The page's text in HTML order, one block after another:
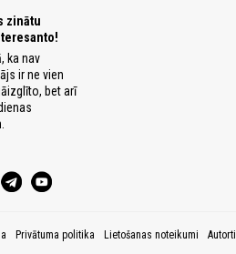
zinātu
ka nav
ir ne vien
bet arī
Privātuma politika Lietošanas noteikumi